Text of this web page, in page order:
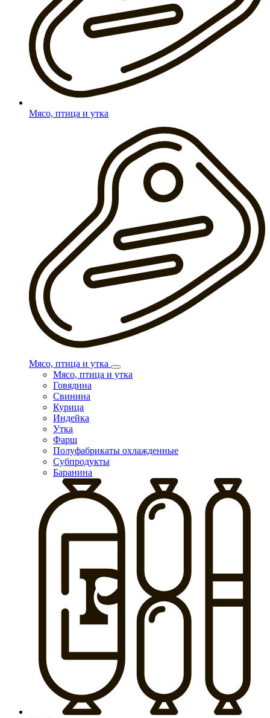
Мясо, птица и утка
Мясо, птица и утка
Мясо, птица и утка
Говядина
Свинина
Курица
Индейка
Утка
Фарш
Полуфабрикаты охлажденные
Субпродукты
Баранина